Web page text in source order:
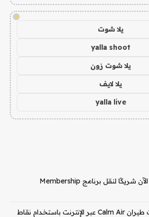
!
يلا شوت
yalla shoot
يلا شوت زون
يلا لايف
yalla live
أصبحت ALL Accor الآن شريكًا لنقل برنامج Membership
يمكن الآن حجز رحلات طيران Calm Air عبر الإنترنت باستخدام نقاط